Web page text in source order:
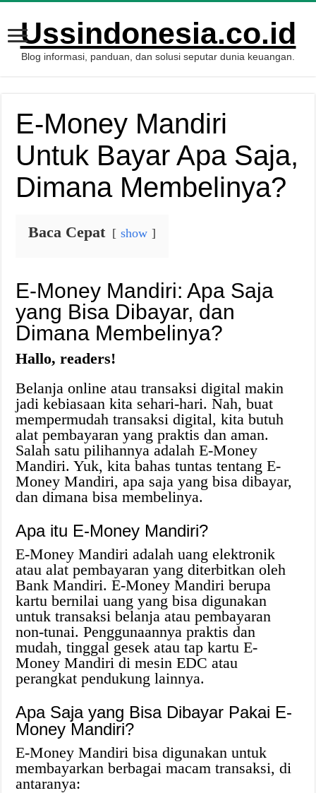
Ussindonesia.co.id
Blog informasi, panduan, dan solusi seputar dunia keuangan.
E-Money Mandiri
Untuk Bayar Apa Saja,
Dimana Membelinya?
Baca Cepat show
E-Money Mandiri: Apa Saja
yang Bisa Dibayar, dan
Dimana Membelinya?
Hallo, readers!
Belanja online atau transaksi digital makin
jadi kebiasaan kita sehari-hari. Nah, buat
mempermudah transaksi digital, kita butuh
alat pembayaran yang praktis dan aman.
Salah satu pilihannya adalah E-Money
Mandiri. Yuk, kita bahas tuntas tentang E-
Money Mandiri, apa saja yang bisa dibayar,
dan dimana bisa membelinya.
Apa itu E-Money Mandiri?
E-Money Mandiri adalah uang elektronik
atau alat pembayaran yang diterbitkan oleh
Bank Mandiri. E-Money Mandiri berupa
kartu bernilai uang yang bisa digunakan
untuk transaksi belanja atau pembayaran
non-tunai. Penggunaannya praktis dan
mudah, tinggal gesek atau tap kartu E-
Money Mandiri di mesin EDC atau
perangkat pendukung lainnya.
Apa Saja yang Bisa Dibayar Pakai E-
Money Mandiri?
E-Money Mandiri bisa digunakan untuk
membayarkan berbagai macam transaksi, di
antaranya: